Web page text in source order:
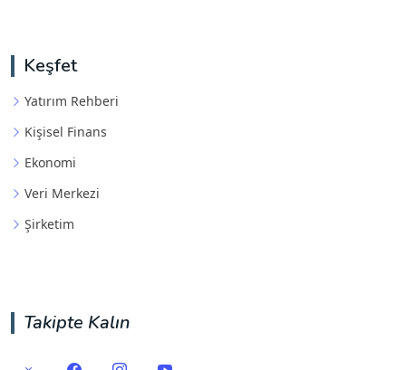
Keşfet
Yatırım Rehberi
Kişisel Finans
Ekonomi
Veri Merkezi
Şirketim
Takipte Kalın